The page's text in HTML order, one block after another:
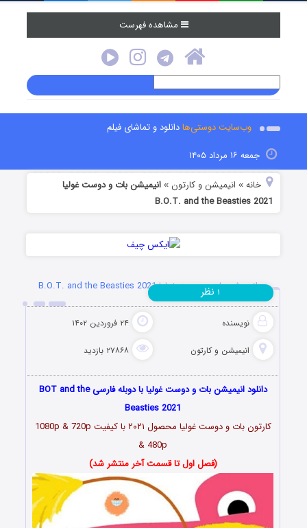
مشاهده فهرست
وب‌سایت دوستی‌هادانلود و تماشای فیلم
جمعه ۱۶ مرداد ۱۴۰۵
خانه » انیمیشن و کارتون »انیمیشن بات و دوست غولیا
B.O.T. and the Beasties 2021
انیمیشن بات و دوست غولیا B.O.T. and the Beasties 2021
نویسنده ۲۴ فروردین ۱۴۰۲
انیمیشن و کارتون ۲۷۸۶۸ بازدید
۱ نظر
دانلود انیمیشن بات و دوست غولیا با دوبله فارسی BOT and the
Beasties 2021
کارتون بات و دوست غولیا محصول ۲۰۲۱ با کیفیت 1080p & 720p
& 480p
(فصل اول تا قسمت آخر منتشر شد)